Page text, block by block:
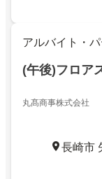
アルバイト・パ
(午後)フロア
丸髙商事株式会社
長崎市